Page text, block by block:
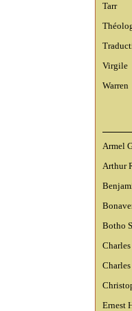
Tarr
Virgile
Warren
Armel
Arthur
Botho
Ernest